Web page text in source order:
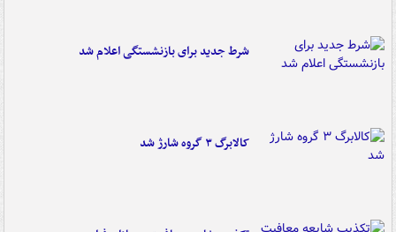
شرط جدید برای بازنشستگی اعلام شد
کالابرگ ۳ گروه شارژ شد